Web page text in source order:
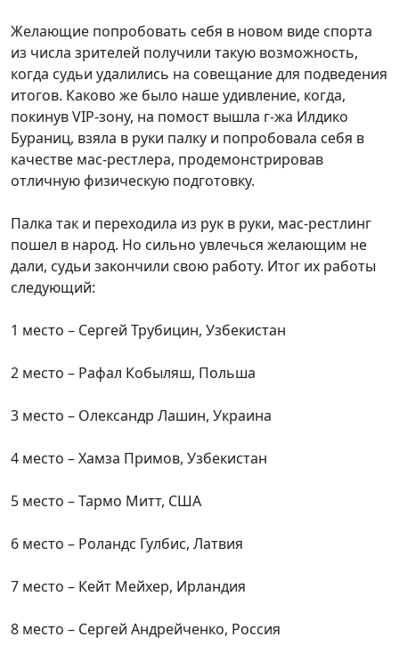
Желающие попробовать себя в новом виде спорта
из числа зрителей получили такую возможность,
когда судьи удалились на совещание для подведения
итогов. Каково же было наше удивление, когда,
покинув VIP-зону, на помост вышла г-жа Илдико
Бураниц, взяла в руки палку и попробовала себя в
качестве мас-рестлера, продемонстрировав
отличную физическую подготовку.
Палка так и переходила из рук в руки, мас-рестлинг
пошел в народ. Но сильно увлечься желающим не
дали, судьи закончили свою работу. Итог их работы
следующий:
1 место – Сергей Трубицин, Узбекистан
2 место – Рафал Кобыляш, Польша
3 место – Олександр Лашин, Украина
4 место – Хамза Примов, Узбекистан
5 место – Тармо Митт, США
6 место – Роландс Гулбис, Латвия
7 место – Кейт Мейхер, Ирландия
8 место – Сергей Андрейченко, Россия